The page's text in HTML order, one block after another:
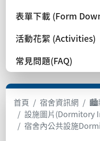
表單下載 (Form
活動花絮 (Activities)
常見問題(FAQ)
首頁 宿舍資訊網
🏙️
設施圖片(Dormitory
宿舍內公共設施